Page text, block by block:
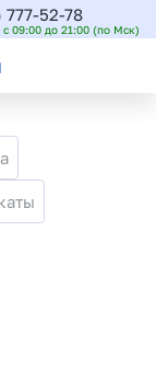
777-52-78
09:00 до 21:00 (по Мск)